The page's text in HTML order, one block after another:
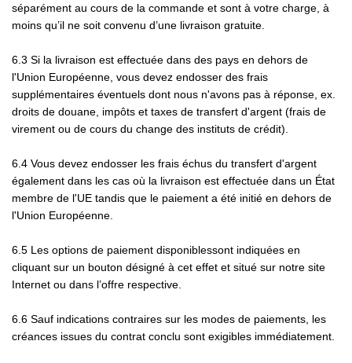
séparément au cours de la commande et sont à votre charge, à
moins qu’il ne soit convenu d’une livraison gratuite.
6.3 Si la livraison est effectuée dans des pays en dehors de
l'Union Européenne, vous devez endosser des frais
supplémentaires éventuels dont nous n'avons pas à réponse, ex.
droits de douane, impôts et taxes de transfert d'argent (frais de
virement ou de cours du change des instituts de crédit).
6.4 Vous devez endosser les frais échus du transfert d'argent
également dans les cas où la livraison est effectuée dans un État
membre de l'UE tandis que le paiement a été initié en dehors de
l'Union Européenne.
6.5 Les options de paiement disponiblessont indiquées en
cliquant sur un bouton désigné à cet effet et situé sur notre site
Internet ou dans l’offre respective.
6.6 Sauf indications contraires sur les modes de paiements, les
créances issues du contrat conclu sont exigibles immédiatement.